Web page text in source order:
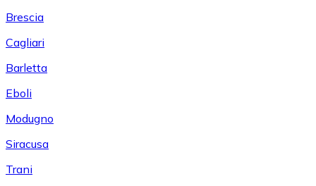
Brescia
Cagliari
Barletta
Eboli
Modugno
Siracusa
Trani